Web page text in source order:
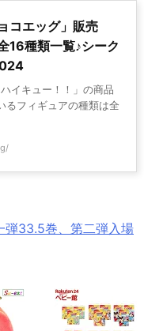
コエッグ」販売
16種類一覧♪シーク
イキュー！！」の商品
るフィギュアの種類は全
33.5巻、第二弾入場